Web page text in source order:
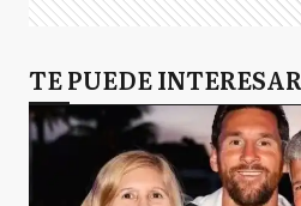
TE PUEDE INTERESAR